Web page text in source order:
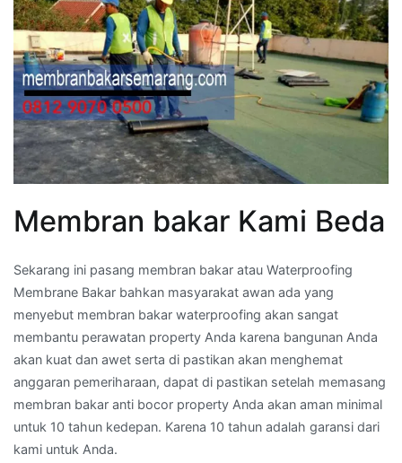
Membran bakar Kami Beda
Sekarang ini pasang membran bakar atau Waterproofing
Membrane Bakar bahkan masyarakat awan ada yang
menyebut membran bakar waterproofing akan sangat
membantu perawatan property Anda karena bangunan Anda
akan kuat dan awet serta di pastikan akan menghemat
anggaran pemeriharaan, dapat di pastikan setelah memasang
membran bakar anti bocor property Anda akan aman minimal
untuk 10 tahun kedepan. Karena 10 tahun adalah garansi dari
kami untuk Anda.